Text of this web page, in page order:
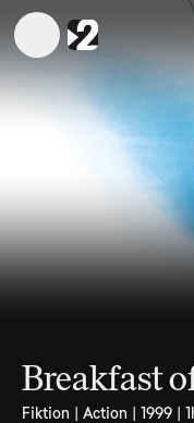
Breakfast
Fiktion | Action | 1999 |